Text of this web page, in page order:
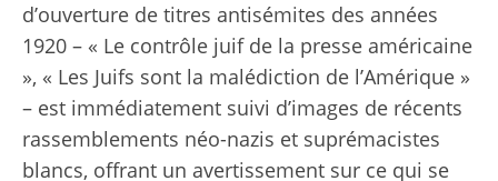
d’ouverture de titres antisémites des années
1920 – « Le contrôle juif de la presse américaine
», « Les Juifs sont la malédiction de l’Amérique »
– est immédiatement suivi d’images de récents
rassemblements néo-nazis et suprémacistes
blancs, offrant un avertissement sur ce qui se